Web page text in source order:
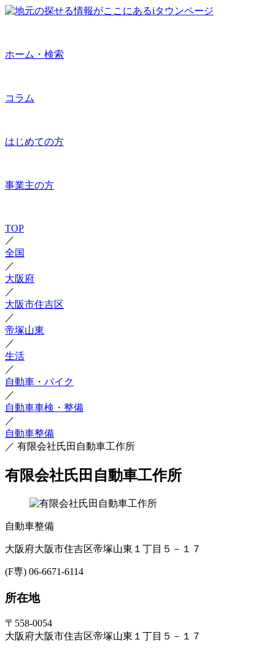
ホーム・検索
コラム
はじめての方
事業主の方
TOP
／
全国
／
大阪府
／
大阪市住吉区
／
帝塚山東
／
生活
／
自動車・バイク
／
自動車車検・整備
／
自動車整備
／ 有限会社氏田自動車工作所
有限会社氏田自動車工作所
自動車整備
大阪府大阪市住吉区帝塚山東１丁目５－１７
(F専) 06-6671-6114
所在地
〒558-0054
大阪府大阪市住吉区帝塚山東１丁目５－１７